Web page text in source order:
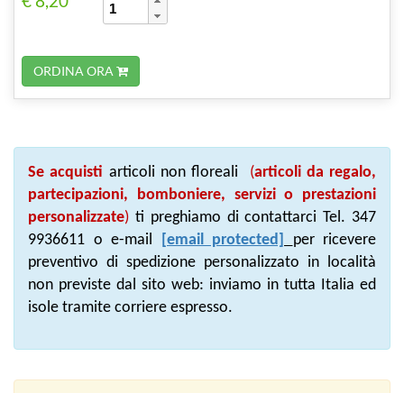
ORDINA ORA
Se acquisti articoli non floreali (articoli da regalo,
partecipazioni, bomboniere, servizi o prestazioni
personalizzate) ti preghiamo di contattarci Tel. 347
9936611 o e-mail
[email protected]
per ricevere
preventivo di spedizione personalizzato in località
non previste dal sito web: inviamo in tutta Italia ed
isole tramite corriere espresso.